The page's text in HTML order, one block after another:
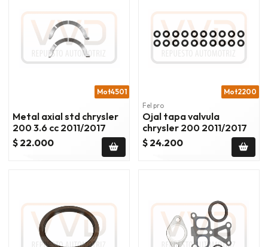
Mot4501
Metal axial std chrysler
200 3.6 cc 2011/2017
$ 22.000
Mot2200
Fel pro
Ojal tapa valvula
chrysler 200 2011/2017
$ 24.200